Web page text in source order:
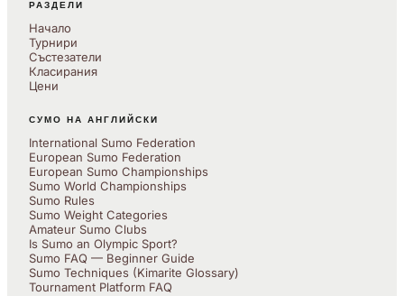
РАЗДЕЛИ
Начало
Турнири
Състезатели
Класирания
Цени
СУМО НА АНГЛИЙСКИ
International Sumo Federation
European Sumo Federation
European Sumo Championships
Sumo World Championships
Sumo Rules
Sumo Weight Categories
Amateur Sumo Clubs
Is Sumo an Olympic Sport?
Sumo FAQ — Beginner Guide
Sumo Techniques (Kimarite Glossary)
Tournament Platform FAQ